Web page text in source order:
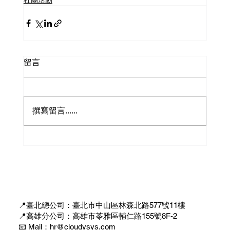
留言
撰寫留言......
📍臺北總公司：臺北市中山區林森北路577號11樓
📍高雄分公司：高雄市苓雅區輔仁路155號8F-2
📧 Mail：hr@cloudysys.com